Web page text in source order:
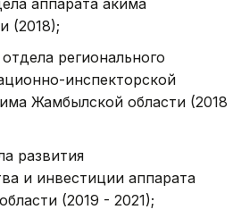
аппарата акима
(2018);
регионального
инспекторской
Жамбылской области (2018
развития
и инвестиции аппарата
(2019 - 2021);